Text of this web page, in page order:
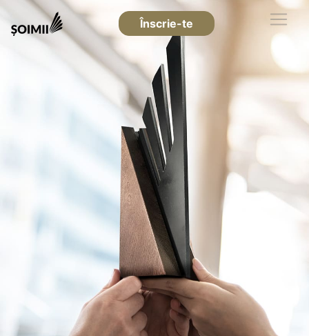
Înscrie-te